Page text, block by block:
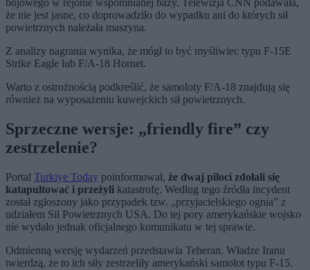
bojowego w rejonie wspomnianej bazy. Telewizja CNN podawała,
że nie jest jasne, co doprowadziło do wypadku ani do których sił
powietrznych należała maszyna.
Z analizy nagrania wynika, że mógł to być myśliwiec typu F-15E
Strike Eagle lub F/A-18 Hornet.
Warto z ostrożnością podkreślić, że samoloty F/A-18 znajdują się
również na wyposażeniu kuwejckich sił powietrznych.
Sprzeczne wersje: „friendly fire” czy
zestrzelenie?
Portal Turkiye Today poinformował, że dwaj piloci zdołali się
katapultować i przeżyli katastrofę. Według tego źródła incydent
został zgłoszony jako przypadek tzw. „przyjacielskiego ognia” z
udziałem Sił Powietrznych USA. Do tej pory amerykańskie wojsko
nie wydało jednak oficjalnego komunikatu w tej sprawie.
Odmienną wersję wydarzeń przedstawia Teheran. Władze Iranu
twierdzą, że to ich siły zestrzeliły amerykański samolot typu F-15.